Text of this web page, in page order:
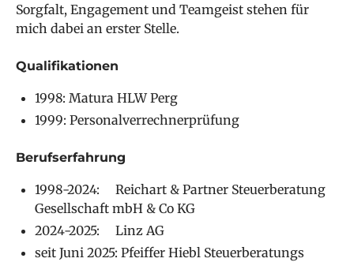
Sorgfalt, Engagement und Teamgeist stehen für
mich dabei an erster Stelle.
Qualifikationen
1998: Matura HLW Perg
1999: Personalverrechnerprüfung
Berufserfahrung
1998-2024: Reichart & Partner Steuerberatung
Gesellschaft mbH & Co KG
2024-2025: Linz AG
seit Juni 2025: Pfeiffer Hiebl Steuerberatungs